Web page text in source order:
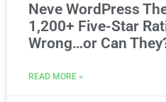
Neve WordPress
1,200+ Five-Star
Wrong…or Can
READ MORE »